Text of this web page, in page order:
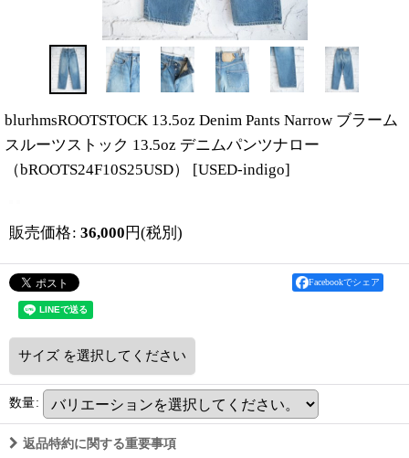
blurhmsROOTSTOCK 13.5oz Denim Pants Narrow ブラーム
スルーツストック 13.5oz デニムパンツナロー
（bROOTS24F10S25USD）
[USED-indigo]
販売価格: 36,000 円(税別)
Facebookでシェア
サイズ を選択してください
数量:
返品特約に関する重要事項